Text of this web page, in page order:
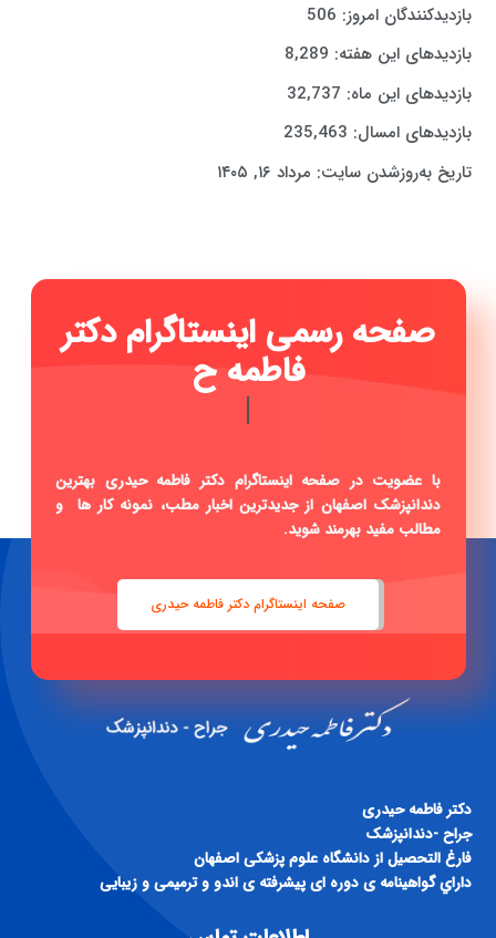
بازدیدکنندگان امروز: 506
بازدیدهای این هفته: 8,289
بازدیدهای این ماه: 32,737
بازدیدهای امسال: 235,463
تاریخ به‌روزشدن سایت: مرداد ۱۶, ۱۴۰۵
صفحه رسمی اینستاگرام دکتر
فاطمه حیدری ...
|
با عضویت در صفحه اینستاگرام دکتر فاطمه حیدری بهترین
دندانپزشک اصفهان از جدیدترین اخبار مطب، نمونه کار ها و
مطالب مفید بهرمند شوید.
صفحه اینستاگرام دکتر فاطمه حیدری
دكتر فاطمه حيدری
جراح -دندانپزشک
فارغ التحصيل از دانشگاه علوم پزشكی اصفهان
داراي گواهينامه ی دوره ای پيشرفته ی اندو و ترميمی و زيبايی